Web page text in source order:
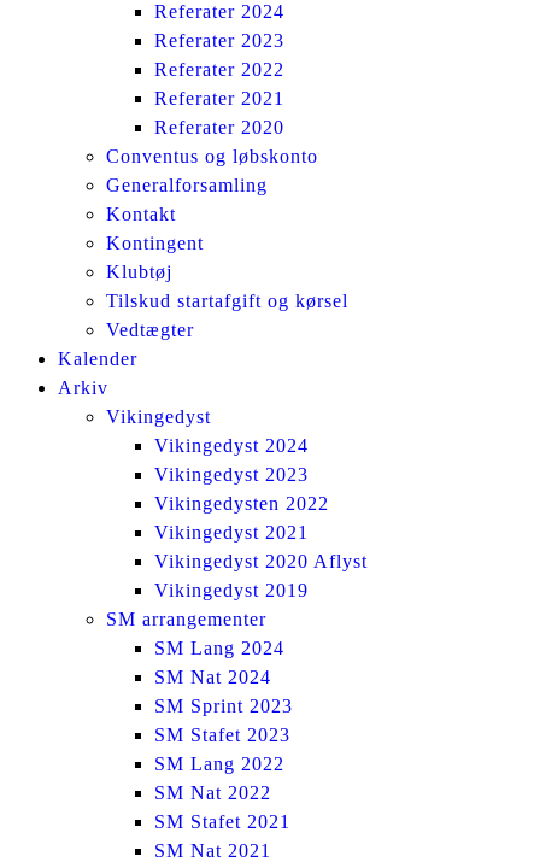
Referater 2024
Referater 2023
Referater 2022
Referater 2021
Referater 2020
Conventus og løbskonto
Generalforsamling
Kontakt
Kontingent
Klubtøj
Tilskud startafgift og kørsel
Vedtægter
Kalender
Arkiv
Vikingedyst
Vikingedyst 2024
Vikingedyst 2023
Vikingedysten 2022
Vikingedyst 2021
Vikingedyst 2020 Aflyst
Vikingedyst 2019
SM arrangementer
SM Lang 2024
SM Nat 2024
SM Sprint 2023
SM Stafet 2023
SM Lang 2022
SM Nat 2022
SM Stafet 2021
SM Nat 2021